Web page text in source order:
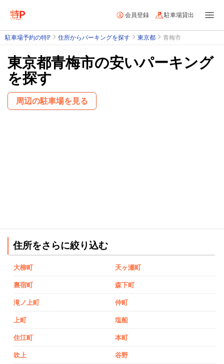
会員登録 駐車場貸出
駐車場予約の特P 住所からパーキングを探す 東京都 青梅市
東京都青梅市の安いパーキング
を探す
周辺の駐車場を見る
住所をさらに絞り込む
大柳町 天ヶ瀬町
裏宿町 森下町
滝ノ上町 仲町
上町 塩船
住江町 本町
吹上 谷野